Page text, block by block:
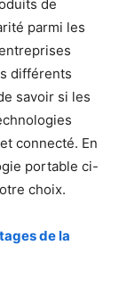
de
parmi les
différents
savoir si les
connecté. En
portable ci-
choix.
de la